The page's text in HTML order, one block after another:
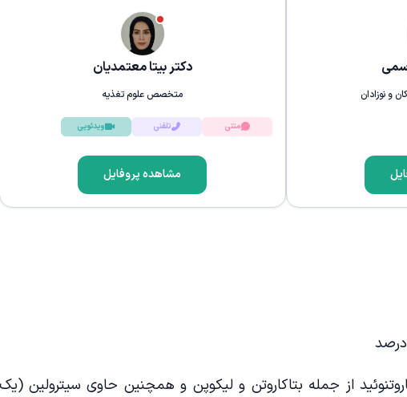
نوزادان
دکتر بیتا معتمدیان
متخصص علوم تغذیه
متنی تلفنی ویدئویی
مشاهده پروفایل
از جمله بتاکاروتن و لیکوپن و همچنین حاوی سیترولین